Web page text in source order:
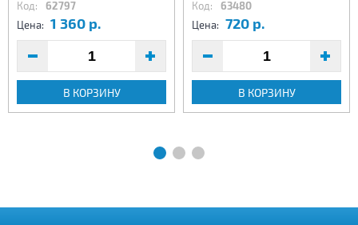
Код: 62797
Цена: 1 360 р.
В КОРЗИНУ
Код: 63480
Цена: 720 р.
В КОРЗИНУ